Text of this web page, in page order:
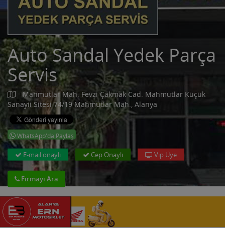
Auto Sandal Yedek Parça
Servis
Mahmutlar Mah. Fevzi Çakmak Cad. Mahmutlar Küçük
Sanayii Sitesi 74/19 Mahmutlar Mah., Alanya
WhatsApp'da Paylaş
E-mail onaylı Cep Onaylı Vip Üye
Firmayı Ara